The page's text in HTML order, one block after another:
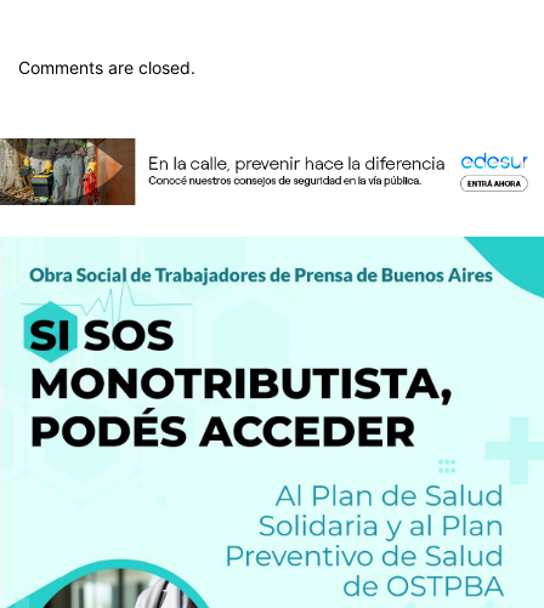
Comments are closed.